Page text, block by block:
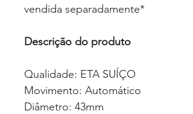
vendida separadamente*
Descrição do produto
Qualidade: ETA SUÍÇO
Movimento: Automático
Diâmetro: 43mm